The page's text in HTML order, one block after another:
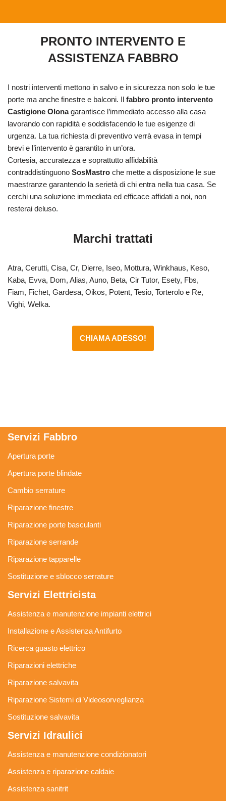
PRONTO INTERVENTO E
ASSISTENZA FABBRO
I nostri interventi mettono in salvo e in sicurezza non solo le tue
porte ma anche finestre e balconi. Il fabbro pronto intervento
Castigione Olonagarantisce l’immediato accesso alla casa
lavorando con rapidità e soddisfacendo le tue esigenze di
urgenza. La tua richiesta di preventivo verrà evasa in tempi
brevi e l’intervento è garantito in un’ora.
Cortesia, accuratezza e soprattutto affidabilità
contraddistinguono SosMastro che mette a disposizione le sue
maestranze garantendo la serietà di chi entra nella tua casa. Se
cerchi una soluzione immediata ed efficace affidati a noi, non
resterai deluso.
Marchi trattati
Atra, Cerutti, Cisa, Cr, Dierre, Iseo, Mottura, Winkhaus, Keso,
Kaba, Evva, Dom, Alias, Auno, Beta, Cir Tutor, Esety, Fbs,
Fiam, Fichet, Gardesa, Oikos, Potent, Tesio, Torterolo e Re,
Vighi, Welka.
CHIAMA ADESSO!
Servizi Fabbro
Apertura porte
Apertura porte blindate
Cambio serrature
Riparazione finestre
Riparazione porte basculanti
Riparazione serrande
Riparazione tapparelle
Sostituzione e sblocco serrature
Servizi Elettricista
Assistenza e manutenzione impianti elettrici
Installazione e Assistenza Antifurto
Ricerca guasto elettrico
Riparazioni elettriche
Riparazione salvavita
Riparazione Sistemi di Videosorveglianza
Sostituzione salvavita
Servizi Idraulici
Assistenza e manutenzione condizionatori
Assistenza e riparazione caldaie
Assistenza sanitrit